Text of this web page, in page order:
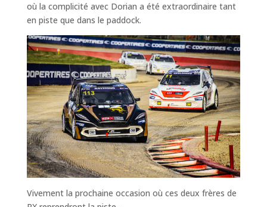
où la complicité avec Dorian a été extraordinaire tant
en piste que dans le paddock.
Vivement la prochaine occasion où ces deux frères de